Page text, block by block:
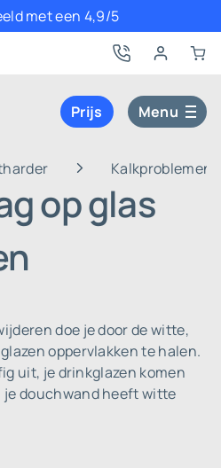
met een 4,9/5
Prijs Menu
Kalkproblemen
op glas
doe je door de witte,
oppervlakken te halen.
uit, je drinkglazen komen
je douchwand heeft witte